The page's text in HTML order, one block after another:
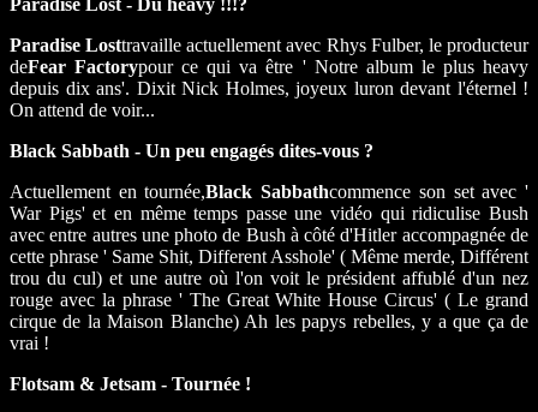
Paradise Losttravaille actuellement avec Rhys Fulber, le producteur
deFear Factorypour ce qui va être ' Notre album le plus heavy
depuis dix ans'. Dixit Nick Holmes, joyeux luron devant l'éternel !
On attend de voir...
Black Sabbath - Un peu engagés dites-vous ?
Actuellement en tournée,Black Sabbathcommence son set avec '
War Pigs' et en même temps passe une vidéo qui ridiculise Bush
avec entre autres une photo de Bush à côté d'Hitler accompagnée de
cette phrase ' Same Shit, Different Asshole' ( Même merde, Différent
trou du cul) et une autre où l'on voit le président affublé d'un nez
rouge avec la phrase ' The Great White House Circus' ( Le grand
cirque de la Maison Blanche) Ah les papys rebelles, y a que ça de
vrai !
Flotsam & Jetsam - Tournée !